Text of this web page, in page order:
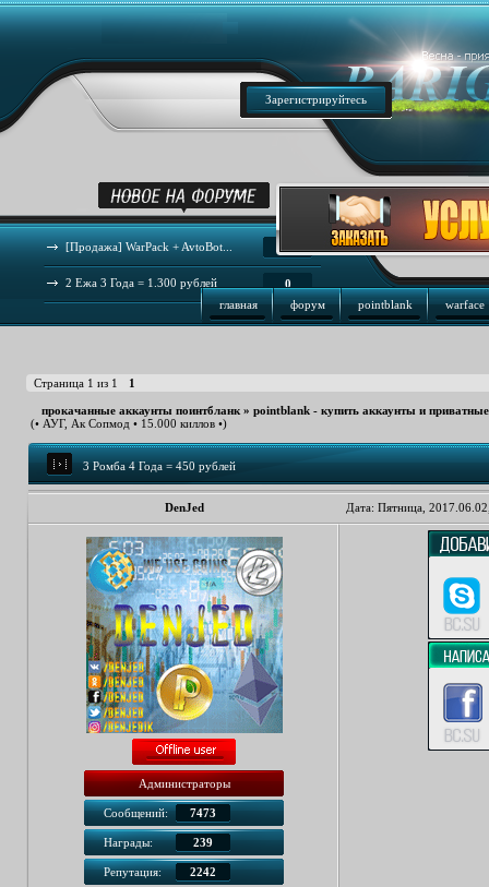
Зарегистрируйтесь
44
[Продажа] WarPack + AvtoBot...
0
2 Ежа 3 Года = 1.300 рублей
главная
форум pointblank warface
Страница 1 из 1 1
прокачанные аккаунты поинтбланк » pointblank - купить аккаунты и
(• АУГ, Ак Сопмод • 15.000 киллов •)
3 Ромба 4 Года = 450 рублей
DenJed Дата: Пятница,
Администраторы
Сообщений: 7473
Награды: 239
Репутация: 2242